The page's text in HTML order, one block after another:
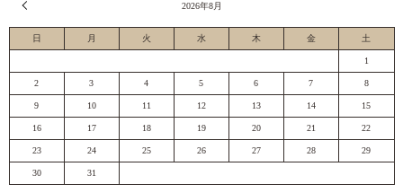
2026年8月
日 月 火 水 木 金 土
1
2 3 4 5 6 7 8
9 10 11 12 13 14 15
16 17 18 19 20 21 22
23 24 25 26 27 28 29
30 31